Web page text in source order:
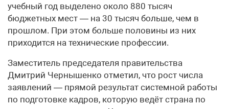
учебный год выделено около 880 тысяч
бюджетных мест — на 30 тысяч больше, чем в
прошлом. При этом больше половины из них
приходится на технические профессии.
Заместитель председателя правительства
Дмитрий Чернышенко отметил, что рост числа
заявлений — прямой результат системной работы
по подготовке кадров, которую ведёт страна по